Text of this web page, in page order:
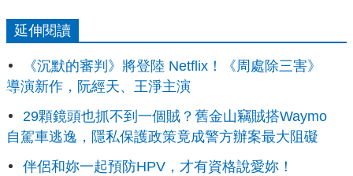
延伸閱讀
《沉默的審判》將登陸 Netflix！《周處除三害》
導演新作，阮經天、王淨主演
29顆鏡頭也抓不到一個賊？舊金山竊賊搭Waymo
自駕車逃逸，隱私保護政策竟成警方辦案最大阻礙
伴侶和妳一起預防HPV，才有資格說愛妳！